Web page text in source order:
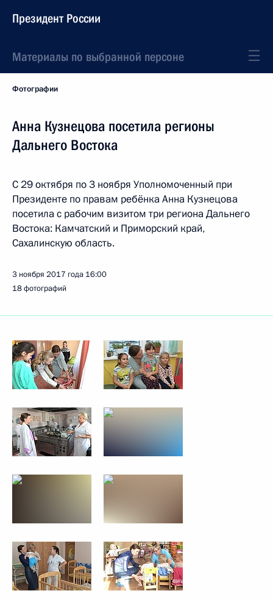
Президент России
Материалы по выбранной персоне
Фотографии
Анна Кузнецова посетила регионы
Дальнего Востока
С 29 октября по 3 ноября Уполномоченный при
Президенте по правам ребёнка Анна Кузнецова
посетила с рабочим визитом три региона Дальнего
Востока: Камчатский и Приморский край,
Сахалинскую область.
3 ноября 2017 года 16:00
18 фотографий